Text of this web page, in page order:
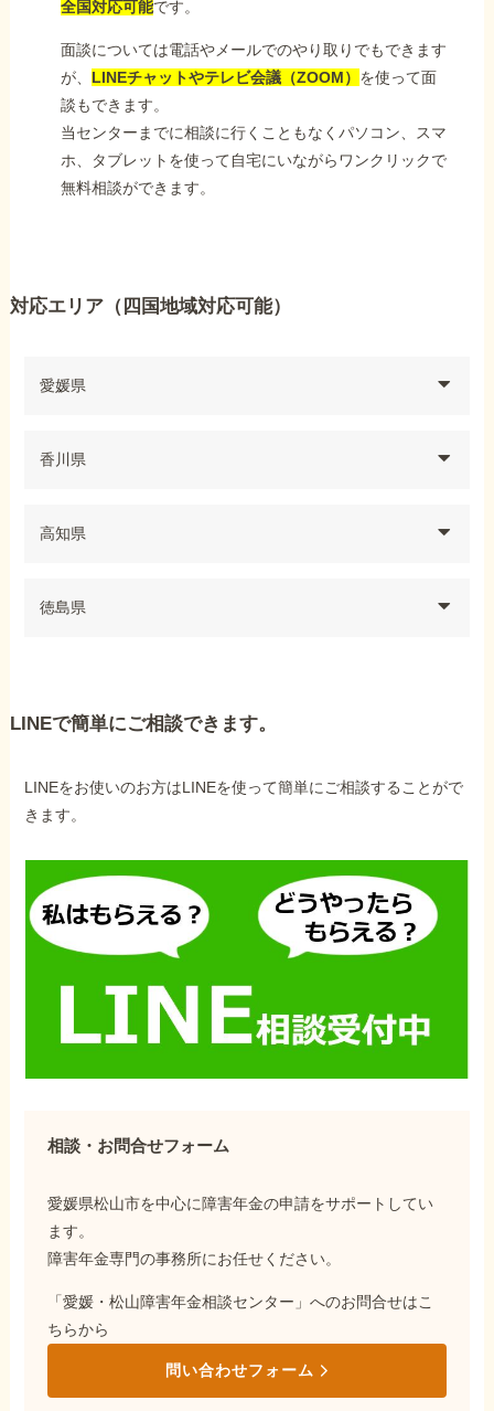
全国対応可能です。
面談については電話やメールでのやり取りでもできます
が、 LINEチャットやテレビ会議（ZOOM） を使って面
談もできます。
当センターまでに相談に行くこともなくパソコン、スマ
ホ、タブレットを使って自宅にいながらワンクリックで
無料相談ができます。
対応エリア（四国地域対応可能）
愛媛県
香川県
高知県
徳島県
LINEで簡単にご相談できます。
LINEをお使いのお方はLINEを使って簡単にご相談することがで
きます。
相談・お問合せフォーム
愛媛県松山市を中心に障害年金の申請をサポートしてい
ます。
障害年金専門の事務所にお任せください。
「愛媛・松山障害年金相談センター」へのお問合せはこ
ちらから
問い合わせフォーム